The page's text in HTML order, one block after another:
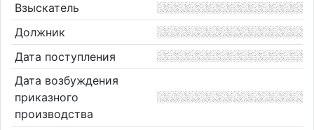
Взыскатель
Должник
Дата поступления
Дата возбуждения
приказного
производства